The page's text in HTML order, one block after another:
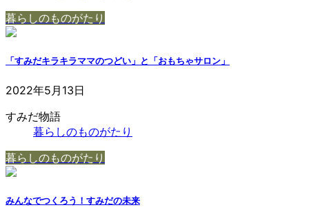
暮らしのものがたり
「すみだキラキラママのつどい」と「おもちゃサロン」
2022年5月13日
すみだ物語
暮らしのものがたり
暮らしのものがたり
みんなでつくろう！すみだの未来